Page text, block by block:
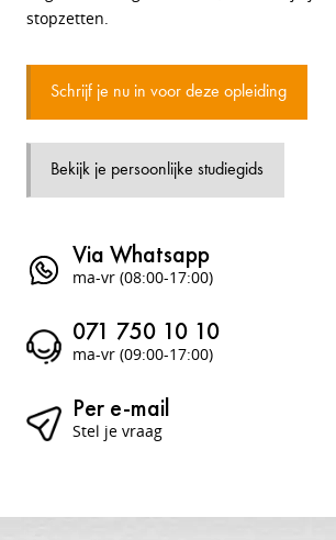
stopzetten.
Schrijf je nu in voor deze opleiding
Bekijk je persoonlijke studiegids
Via Whatsapp
ma-vr (08:00-17:00)
071 750 10 10
ma-vr (09:00-17:00)
Per e-mail
Stel je vraag